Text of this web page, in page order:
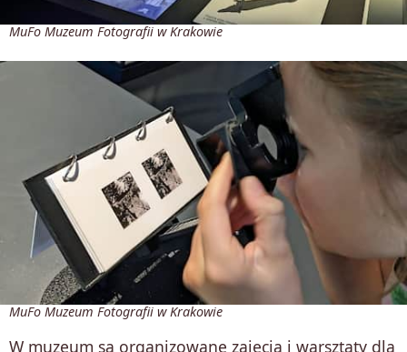
MuFo Muzeum Fotografii w Krakowie
MuFo Muzeum Fotografii w Krakowie
W muzeum są organizowane zajęcia i warsztaty dla